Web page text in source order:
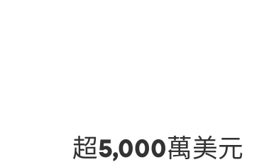
超5,000萬美元